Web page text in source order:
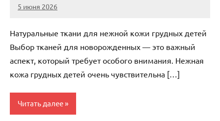
5 июня 2026
Avtor
Нет
Натуральные ткани для нежной кожи грудных детей
Выбор тканей для новорожденных — это важный
аспект, который требует особого внимания. Нежная
кожа грудных детей очень чувствительна […]
Читать далее